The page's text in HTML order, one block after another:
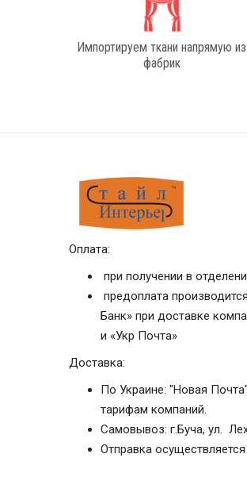
Импортируем ткани напрямую из
фабрик
Оплата:
при получении в
предоплата
Банк» при доставке
и «Укр Почта»
Доставка:
По Украине: "Новая
тарифам компаний.
Самовывоз: г.Буча, ул.
Отправка